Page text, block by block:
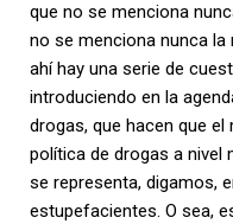
que no se menciona
no se menciona nunca la
ahí hay una serie de
introduciendo en la
drogas, que hacen que
política de drogas a nivel
se representa, digamos,
estupefacientes. O sea,